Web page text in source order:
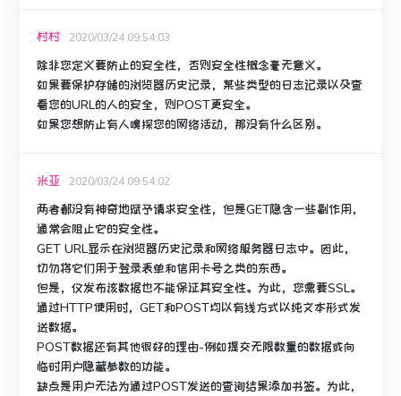
村村 2020/03/24 09:54:03
除非您定义要防止的安全性，否则安全性概念毫无意义。
如果要保护存储的浏览器历史记录，某些类型的日志记录以及查
看您的URL的人的安全，则POST更安全。
如果您想防止有人嗅探您的网络活动，那没有什么区别。
米亚 2020/03/24 09:54:02
两者都没有神奇地赋予请求安全性，但是GET隐含一些副作用，
通常会阻止它的安全性。
GET URL显示在浏览器历史记录和网络服务器日志中。 因此，
切勿将它们用于登录表单和信用卡号之类的东西。
但是，仅发布该数据也不能保证其安全性。 为此，您需要SSL。
通过HTTP使用时，GET和POST均以有线方式以纯文本形式发
送数据。
POST数据还有其他很好的理由-例如提交无限数量的数据或向
临时用户隐藏参数的功能。
缺点是用户无法为通过POST发送的查询结果添加书签。 为此，